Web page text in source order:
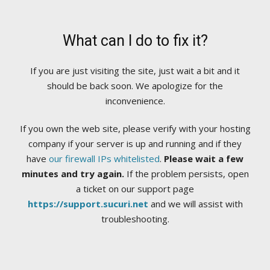
What can I do to fix it?
If you are just visiting the site, just wait a bit and it
should be back soon. We apologize for the
inconvenience.
If you own the web site, please verify with your hosting
company if your server is up and running and if they
have our firewall IPs whitelisted. Please wait a few
minutes and try again.If the problem persists, open
a ticket on our support page
https://support.sucuri.net and we will assist with
troubleshooting.